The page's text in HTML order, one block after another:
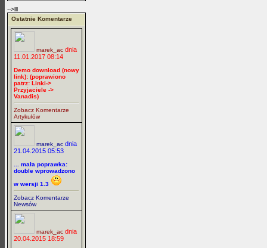
-->lll
Ostatnie Komentarze
marek_ac dnia
11.01.2017 08:14
Demo download (nowy
link): (poprawiono
patrz: Linki->
Przyjaciele ->
Vanadis)
Zobacz Komentarze
Artykułów
marek_ac dnia
21.04.2015 05:53
... mała poprawka:
double wprowadzono
w wersji 1.3
Zobacz Komentarze
Newsów
marek_ac dnia
20.04.2015 18:59